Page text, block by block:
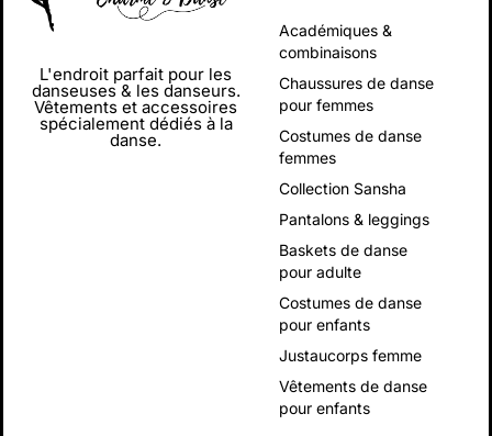
L'endroit parfait pour les
danseuses & les danseurs.
Vêtements et accessoires
spécialement dédiés à la
danse.
Académiques &
combinaisons
Chaussures de danse
pour femmes
Costumes de danse
femmes
Collection Sansha
Pantalons & leggings
Baskets de danse
pour adulte
Costumes de danse
pour enfants
Justaucorps femme
Vêtements de danse
pour enfants